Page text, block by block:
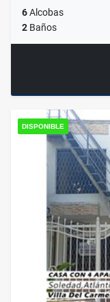
6Alcobas
2 Baños
DISPONIBLE